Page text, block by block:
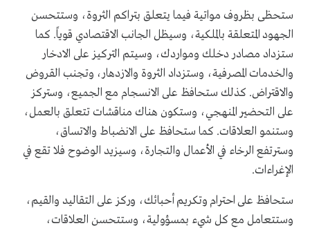
ستحظى بظروف مواتية فيما يتعلق بتراكم الثروة، وستتحسن
الجهود المتعلقة بالملكية، وسيظل الجانب الاقتصادي قوياً. كما
ستزداد مصادر دخلك ومواردك، وسيتم التركيز على الادخار
والخدمات المصرفية، وستزداد الثروة والازدهار، وتجنب القروض
والاقتراض. كذلك ستحافظ على الانسجام مع الجميع، وستركز
على التحضير المنهجي، وستكون هناك مناقشات تتعلق بالعمل،
وستنمو العلاقات. كما ستحافظ على الانضباط والاتساق،
وسترتفع الرخاء في الأعمال والتجارة، وسيزيد الوضوح فلا تقع في
الإغراءات.
ستحافظ على احترام وتكريم أحبائك، وركز على التقاليد والقيم،
وستتعامل مع كل شيء بمسؤولية، وستتحسن العلاقات،